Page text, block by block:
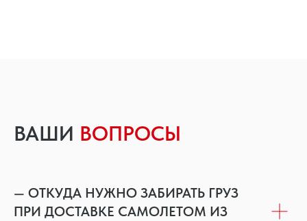
ВАШИ ВОПРОСЫ
— ОТКУДА НУЖНО ЗАБИРАТЬ ГРУЗ
ПРИ ДОСТАВКЕ САМОЛЕТОМ ИЗ